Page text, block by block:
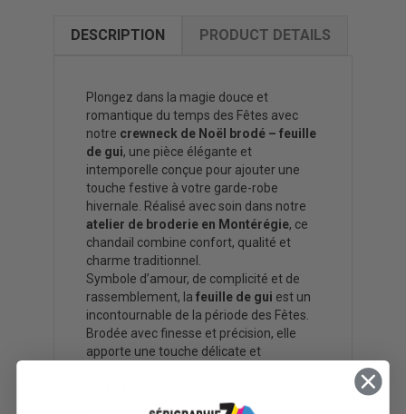
DESCRIPTION PRODUCT DETAILS
Plongez dans la magie douce et
romantique du temps des Fêtes avec
notre crewneck de Noël brodé – feuille
de gui, une pièce élégante et
intemporelle conçue pour ajouter une
touche festive à votre garde-robe
hivernale. Réalisé avec soin dans notre
atelier de broderie en Montérégie, ce
chandail combine confort, qualité et
charme traditionnel.
Symbole d’amour, de complicité et de
rassemblement, la feuille de gui est un
incontournable de la période des Fêtes.
Brodée avec finesse et précision, elle
apporte une touche délicate et
sortie hivernale entre amis ou un brunch